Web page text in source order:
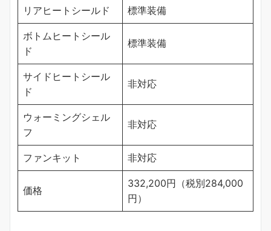
リアヒートシールド 標準装備
ボトムヒートシール
ド
標準装備
サイドヒートシール
ド
非対応
ウォーミングシェル
フ
非対応
ファンキット 非対応
価格
332,200円（税別284,000
円）